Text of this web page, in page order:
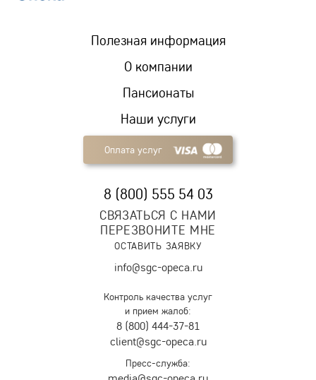
Пансионаты
Наши услуги
Полезная информация
О компании
Оплата услуг
8 (800) 555 54 03
СВЯЗАТЬСЯ С НАМИ
ПЕРЕЗВОНИТЕ МНЕ
ОСТАВИТЬ ЗАЯВКУ
info@sgc-opeca.ru
Контроль качества услуг
и прием жалоб:
8 (800) 444-37-81
client@sgc-opeca.ru
Пресс-служба: